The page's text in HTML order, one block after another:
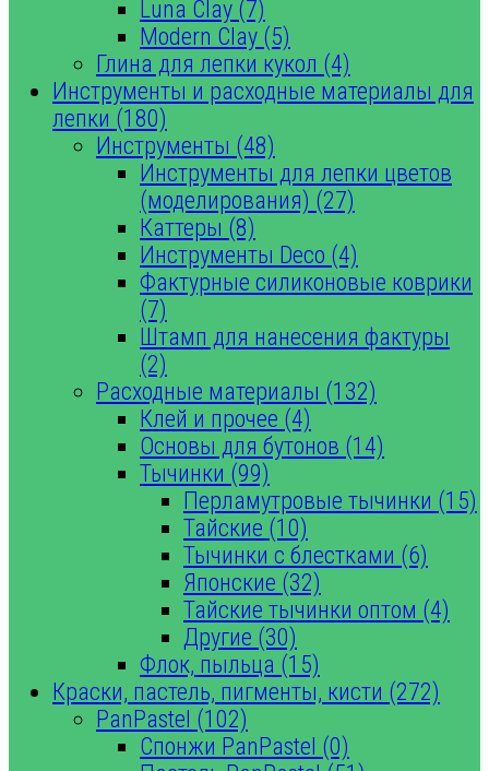
Luna Clay (7)
Modern Clay (5)
Глина для лепки кукол (4)
Инструменты и расходные материалы для
лепки (180)
Инструменты (48)
Инструменты для лепки цветов
(моделирования) (27)
Каттеры (8)
Инструменты Deco (4)
Фактурные силиконовые коврики
(7)
Штамп для нанесения фактуры
(2)
Расходные материалы (132)
Клей и прочее (4)
Основы для бутонов (14)
Тычинки (99)
Перламутровые тычинки (15)
Тайские (10)
Тычинки с блестками (6)
Японские (32)
Тайские тычинки оптом (4)
Другие (30)
Флок, пыльца (15)
Краски, пастель, пигменты, кисти (272)
PanPastel (102)
Спонжи PanPastel (0)